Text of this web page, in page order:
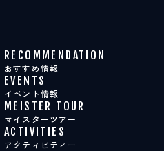
RECOMMENDATION
おすすめ情報
EVENTS
イベント情報
MEISTER TOUR
マイスターツアー
ACTIVITIES
アクティビティー